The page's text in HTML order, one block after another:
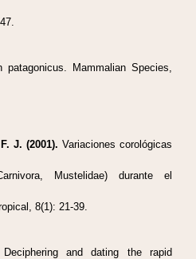
patagonicus. Mammalian Species,
J. (2001). Variaciones corológicas
Mustelidae) durante el
8(1): 21-39.
Deciphering and dating the rapid